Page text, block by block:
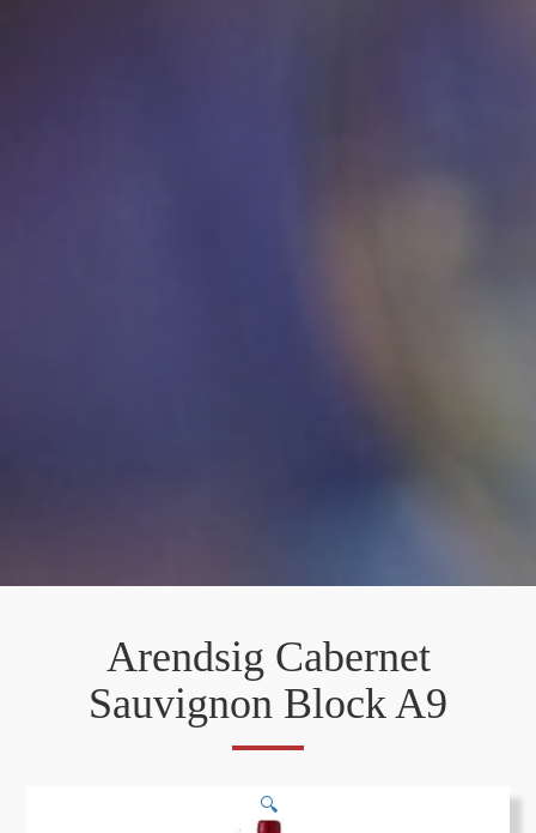
Arendsig Cabernet
Sauvignon Block A9
🔍